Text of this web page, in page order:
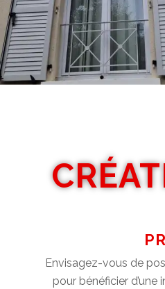
Envisagez-vous de
pour bénéficier